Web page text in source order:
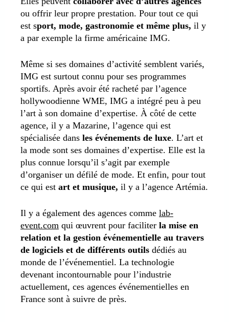
ou offrir leur propre prestation. Pour tout ce qui
est sport, mode, gastronomie et même plus, il y
a par exemple la firme américaine IMG.
Même si ses domaines d’activité semblent variés,
IMG est surtout connu pour ses programmes
sportifs. Après avoir été racheté par l’agence
hollywoodienne WME, IMG a intégré peu à peu
l’art à son domaine d’expertise. À côté de cette
agence, il y a Mazarine, l’agence qui est
spécialisée dans les événements de luxe. L’art et
la mode sont ses domaines d’expertise. Elle est la
plus connue lorsqu’il s’agit par exemple
d’organiser un défilé de mode. Et enfin, pour tout
ce qui est art et musique, il y a l’agence Artémia.
Il y a également des agences comme lab-
event.com qui œuvrent pour faciliter la mise en
relation et la gestion événementielle au travers
de logiciels et de différents outils dédiés au
monde de l’événementiel. La technologie
devenant incontournable pour l’industrie
actuellement, ces agences événementielles en
France sont à suivre de près.